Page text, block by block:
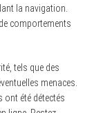
la navigation.
comportements
tels que des
menaces.
ont été détectés